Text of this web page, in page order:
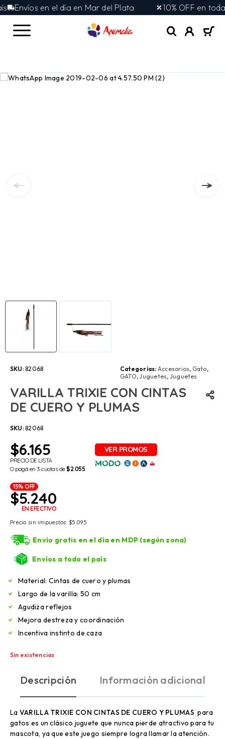
Envíos en el día en Mar del Plata 10% OFF en toda
SKU:82068 Categorías: Accesorios, Gato,
GATO,Juguetes, Juguetes
VARILLA TRIXIE CON CINTAS
DE CUERO Y PLUMAS
SKU:82068
$6.165
PRECIO DE LISTA
O pagá en 3 cuotas de$2.055
15% OFF
$5.240
EN EFECTIVO
Precio sin impuestos:$5.095
Envío gratis en el día en MDP (según zona)
Envíos a todo el país
Material: Cintas de cuero y plumas
Largo de la varilla: 50 cm
Agudiza reflejos
Mejora destreza y coordinación
Incentiva instinto de caza
Sin existencias
Descripción Información adicional
La VARILLA TRIXIE CON CINTAS DE CUERO Y PLUMAS para
gatos es un clásico juguete que nunca pierde atractivo para tu
mascota, ya que este juego siempre logra llamar la atención.